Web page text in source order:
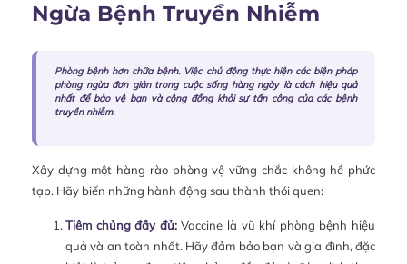
Ngừa Bệnh Truyền Nhiễm
Phòng bệnh hơn chữa bệnh. Việc chủ động thực hiện các biện pháp
phòng ngừa đơn giản trong cuộc sống hàng ngày là cách hiệu quả
nhất để bảo vệ bạn và cộng đồng khỏi sự tấn công của các bệnh
truyền nhiễm.
Xây dựng một hàng rào phòng vệ vững chắc không hề phức
tạp. Hãy biến những hành động sau thành thói quen:
Tiêm chủng đầy đủ:Vaccine là vũ khí phòng bệnh hiệu
quả và an toàn nhất. Hãy đảm bảo bạn và gia đình, đặc